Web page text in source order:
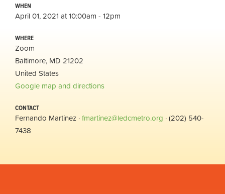
WHEN
April 01, 2021 at 10:00am - 12pm
WHERE
Zoom
Baltimore, MD 21202
United States
Google map and directions
CONTACT
Fernando Martinez ·fmartinez@ledcmetro.org · (202) 540-
7438